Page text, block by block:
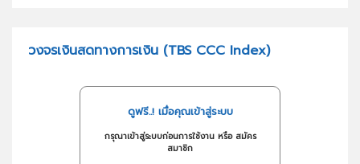
วงจรเงินสดทางการเงิน (TBS CCC Index)
ดูฟรี..! เมื่อคุณเข้าสู่ระบบ
กรุณาเข้าสู่ระบบก่อนการใช้งาน หรือ สมัคร
สมาชิก